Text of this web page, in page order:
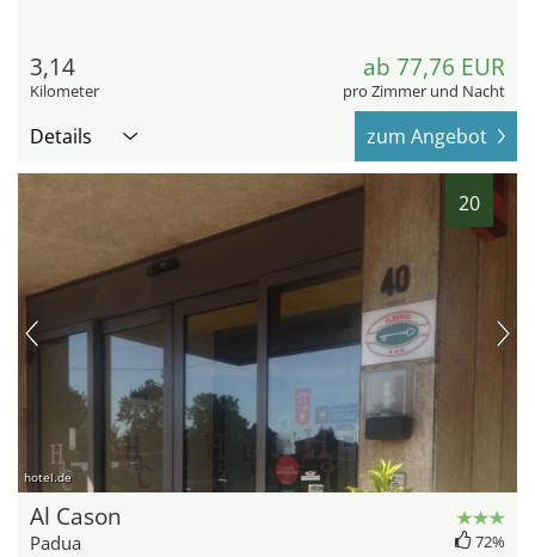
3,14
Kilometer
ab 77,76 EUR
pro Zimmer und Nacht
Details zum Angebot
20
hotel.de
Al Cason
Padua 72%